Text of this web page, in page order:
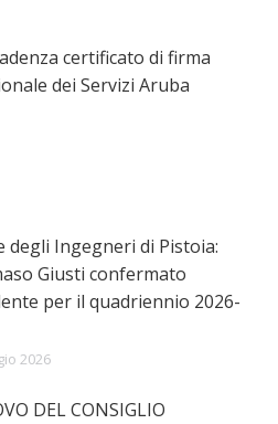
certificato di firma
dei Servizi Aruba
degli Ingegneri di Pistoia:
Giusti confermato
per il quadriennio 2026-
2026
DEL CONSIGLIO